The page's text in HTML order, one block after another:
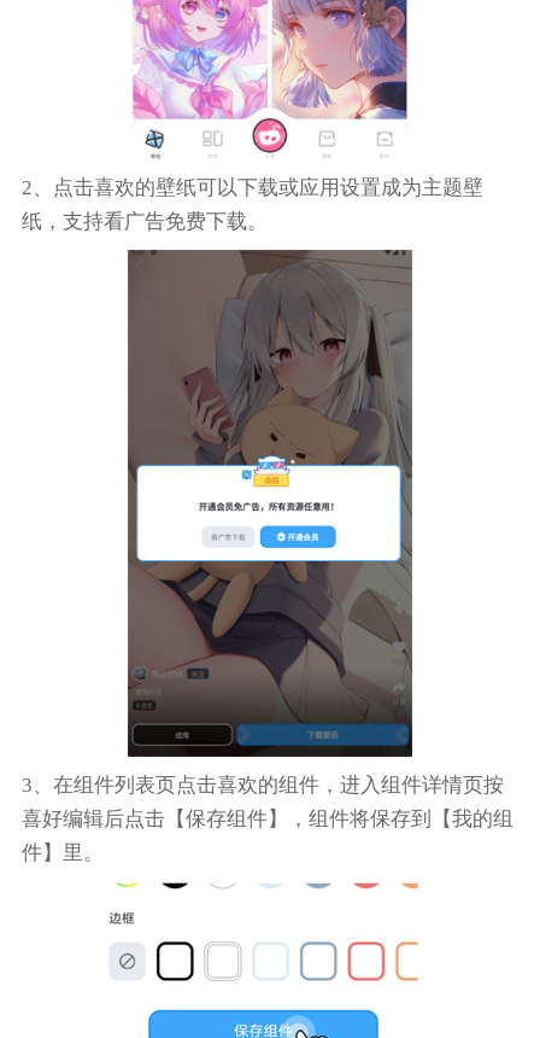
2、点击喜欢的壁纸可以下载或应用设置成为主题壁
纸，支持看广告免费下载。
3、在组件列表页点击喜欢的组件，进入组件详情页按
喜好编辑后点击【保存组件】，组件将保存到【我的组
件】里。